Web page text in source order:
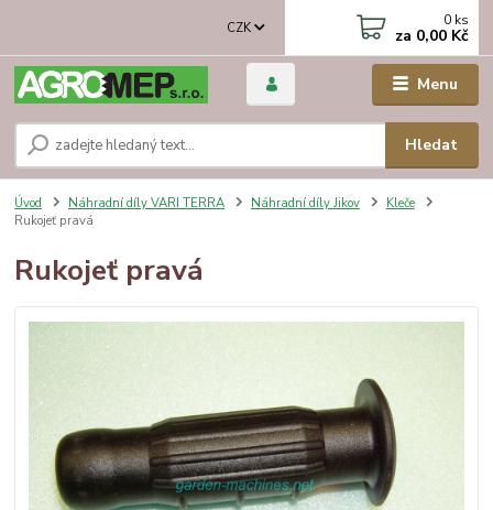
Menu
CZK
Hledat
0 ks
za 0,00 Kč
Úvod Náhradní díly VARI TERRA Náhradní díly Jikov
Kleče
Rukojeť pravá
Rukojeť pravá